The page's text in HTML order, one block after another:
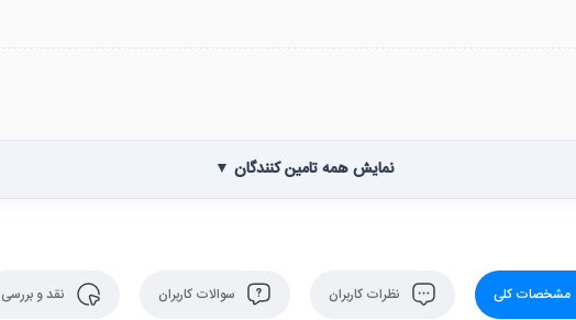
نمایش همه تامین کنندگان ▼
مشخصات کلی نظرات کاربران سوالات کاربران نقد و بررسی